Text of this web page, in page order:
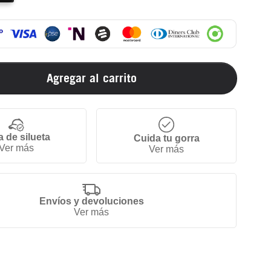
Agregar al carrito
de silueta
más
Cuida tu gorra
Ver más
Envíos y devoluciones
Ver más